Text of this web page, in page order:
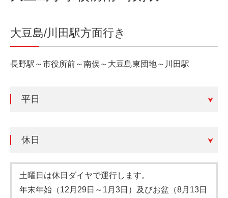
大豆島/川田駅方面行き
長野駅～市役所前～南俣～大豆島東団地～川田駅
平日
休日
土曜日は休日ダイヤで運行します。
年末年始（12月29日～1月3日）及びお盆（8月13日